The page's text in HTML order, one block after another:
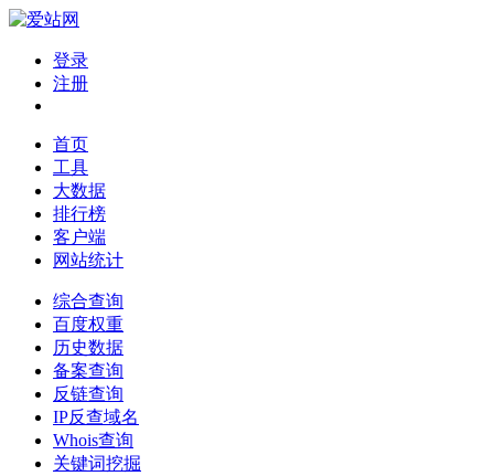
登录
注册
首页
工具
大数据
排行榜
客户端
网站统计
综合查询
百度权重
历史数据
备案查询
反链查询
IP反查域名
Whois查询
关键词挖掘